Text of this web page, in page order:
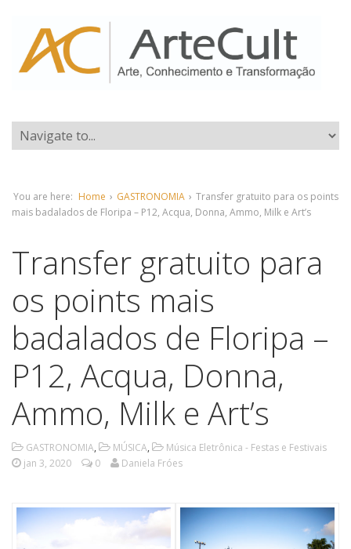
You are here: Home › GASTRONOMIA › Transfer gratuito para os points
mais badalados de Floripa – P12, Acqua, Donna, Ammo, Milk e Art’s
Transfer gratuito para
os points mais
badalados de Floripa –
P12, Acqua, Donna,
Ammo, Milk e Art’s
GASTRONOMIA, MÚSICA,
Música Eletrônica - Festas e Festivais
jan 3, 2020
0 Daniela Fróes